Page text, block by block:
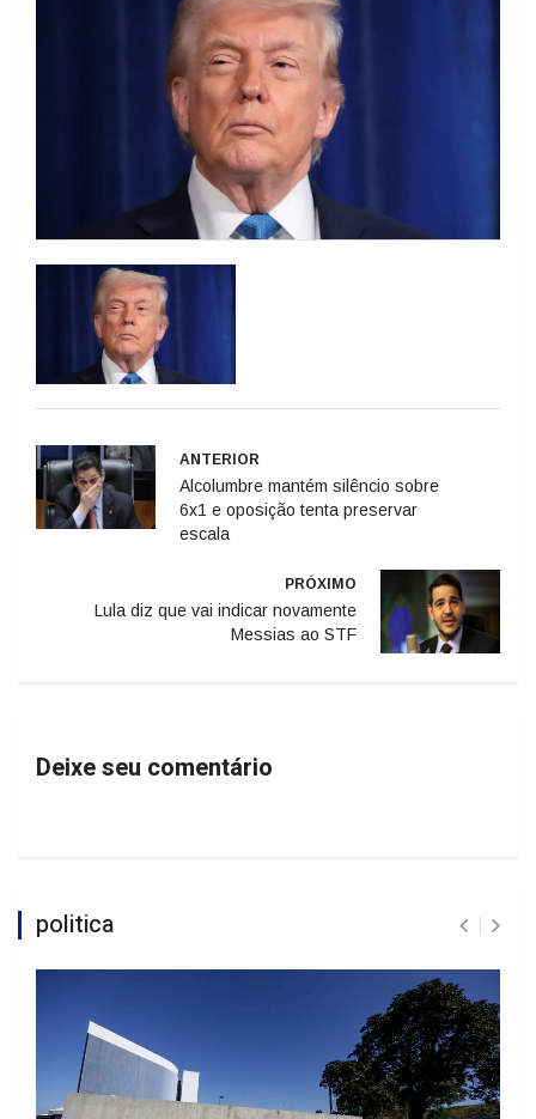
ANTERIOR
Alcolumbre mantém silêncio sobre
6x1 e oposição tenta preservar
escala
PRÓXIMO
Lula diz que vai indicar novamente
Messias ao STF
Deixe seu comentário
politica